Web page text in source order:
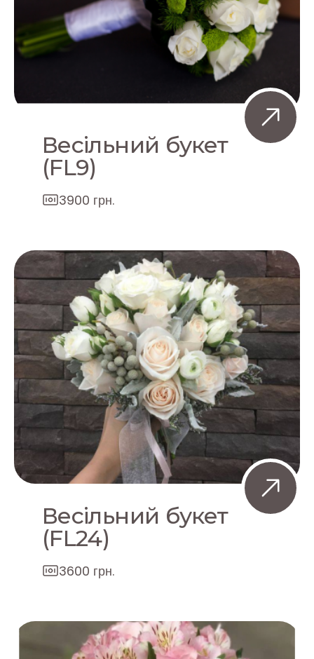
Весільний букет
(FL9)
3900 грн.
Весільний букет
(FL24)
3600 грн.